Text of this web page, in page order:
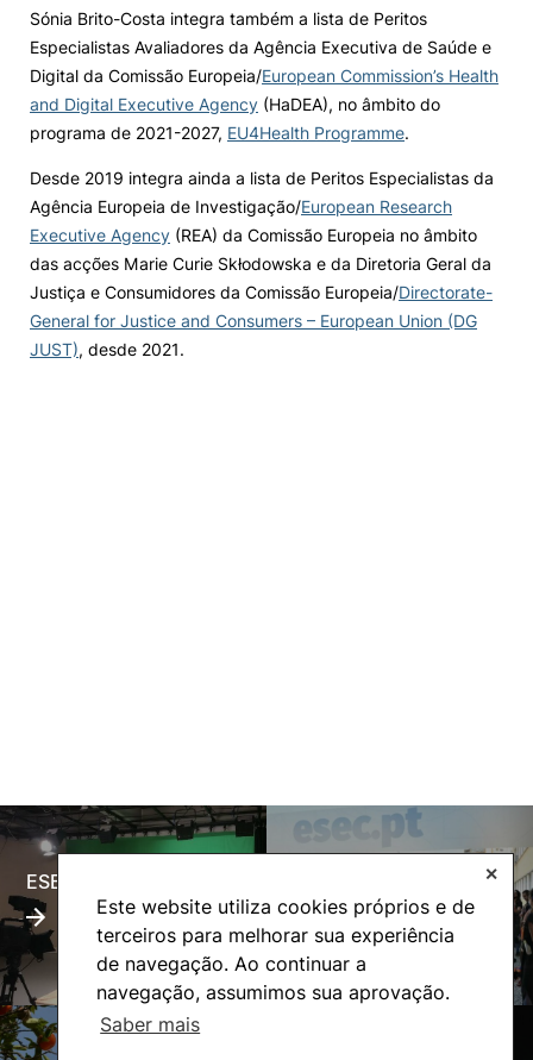
Este website utiliza cookies próprios e de
terceiros para melhorar sua experiência
de navegação. Ao continuar a
navegação, assumimos sua aprovação.
Saber mais
✕
Sónia Brito-Costa integra também a lista de Peritos
Especialistas Avaliadores da Agência Executiva de Saúde e
Digital da Comissão Europeia/European Commission’s Health
and Digital Executive Agency (HaDEA), no âmbito do
programa de 2021-2027, EU4Health Programme.
Desde 2019 integra ainda a lista de Peritos Especialistas da
Agência Europeia de Investigação/European Research
Executive Agency (REA) da Comissão Europeia no âmbito
das acções Marie Curie Skłodowska e da Diretoria Geral da
Justiça e Consumidores da Comissão Europeia/Directorate-
General for Justice and Consumers – European Union (DG
JUST), desde 2021.
ESECTV